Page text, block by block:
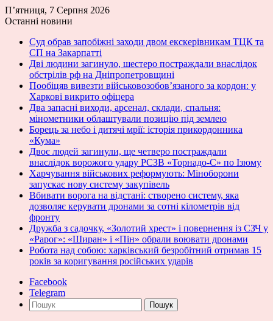
П’ятниця, 7 Серпня 2026
Останні новини
Суд обрав запобіжні заходи двом екскерівникам ТЦК та
СП на Закарпатті
Дві людини загинуло, шестеро постраждали внаслідок
обстрілів рф на Дніпропетровщині
Пообіцяв вивезти військовозобов’язаного за кордон: у
Харкові викрито офіцера
Два запасні виходи, арсенал, склади, спальня:
мінометники облаштували позицію під землею
Борець за небо і дитячі мрії: історія прикордонника
«Кума»
Двоє людей загинули, ще четверо постраждали
внаслідок ворожого удару РСЗВ «Торнадо-С» по Ізюму
Харчування військових реформують: Міноборони
запускає нову систему закупівель
Вбивати ворога на відстані: створено систему, яка
дозволяє керувати дронами за сотні кілометрів від
фронту
Дружба з садочку, «Золотий хрест» і повернення із СЗЧ у
«Рарог»: «Ширан» і «Пін» обрали воювати дронами
Робота над собою: харківський безробітний отримав 15
років за коригування російських ударів
Facebook
Telegram
Пошук